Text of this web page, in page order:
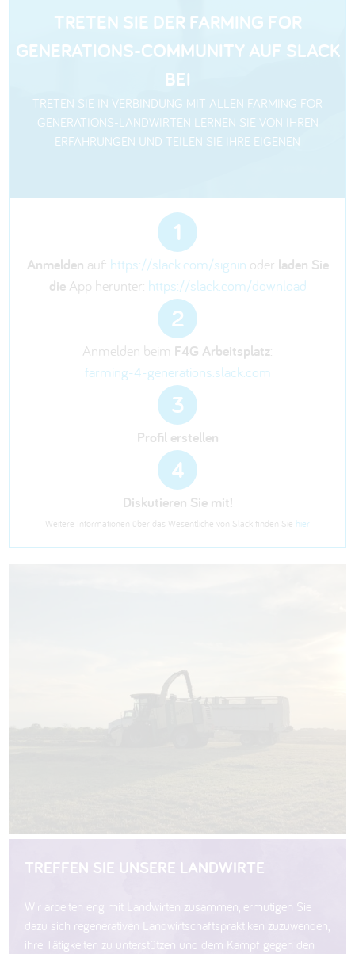
TRETEN SIE DER FARMING FOR
GENERATIONS-COMMUNITY AUF SLACK
BEI
TRETEN SIE IN VERBINDUNG MIT ALLEN FARMING FOR
GENERATIONS-LANDWIRTEN LERNEN SIE VON IHREN
ERFAHRUNGEN UND TEILEN SIE IHRE EIGENEN
1
Anmelden auf: https://slack.com/signin oder laden Sie
dieApp herunter: https://slack.com/download
2
Anmelden beim F4G Arbeitsplatz:
farming-4-generations.slack.com
3
Profil erstellen
4
Diskutieren Sie mit!
Weitere Informationen über das Wesentliche von Slack finden Sie hier
TREFFEN SIE UNSERE LANDWIRTE
Wir arbeiten eng mit Landwirten zusammen, ermutigen Sie
dazu sich regenerativen Landwirtschaftspraktiken zuzuwenden,
ihre Tätigkeiten zu unterstützen und dem Kampf gegen den